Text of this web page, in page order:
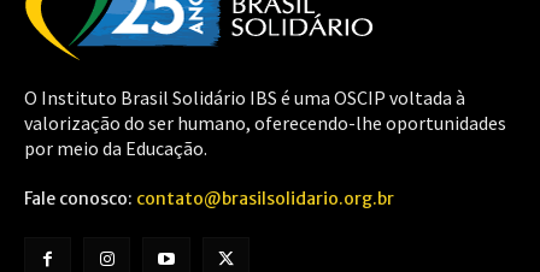
O Instituto Brasil Solidário IBS é uma OSCIP voltada à
valorização do ser humano, oferecendo-lhe oportunidades
por meio da Educação.
Fale conosco: contato@brasilsolidario.org.br